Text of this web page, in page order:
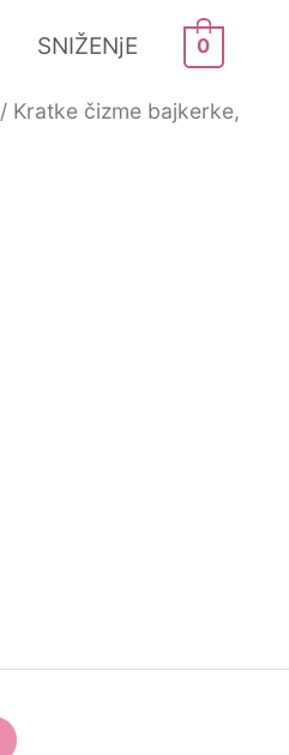
SNIŽENjE 0
/ Kratke čizme bajkerke,